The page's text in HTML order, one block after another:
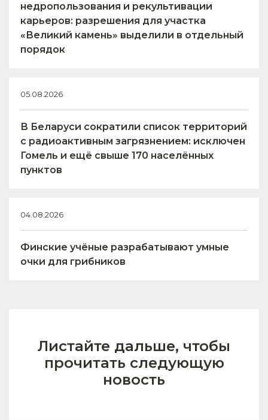
недропользования и рекультивации
карьеров: разрешения для участка
«Великий камень» выделили в отдельный
порядок
05.08.2026
В Беларуси сократили список территорий
с радиоактивным загрязнением: исключен
Гомель и ещё свыше 170 населённых
пунктов
04.08.2026
Финские учёные разрабатывают умные
очки для грибников
Листайте дальше, чтобы
прочитать следующую
новость